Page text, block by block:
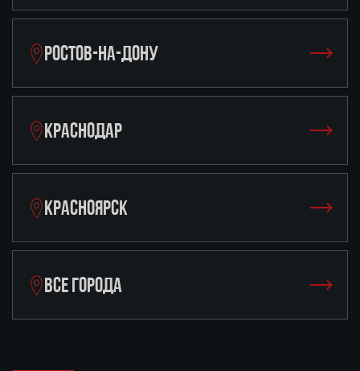
РОСТОВ-НА-ДОНУ
КРАСНОДАР
КРАСНОЯРСК
ВСЕ ГОРОДА